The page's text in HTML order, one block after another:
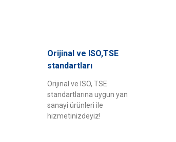
Bu ürüne ilk yorumu
Orijinal ve ISO,TSE
standartları
Orijinal ve ISO, TSE
standartlarına uygun yan
sanayi ürünleri ile
hizmetinizdeyiz!